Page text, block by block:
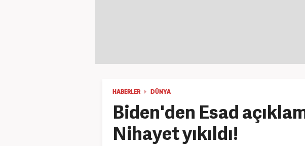
HABERLER DÜNYA
Biden'den Esad
Nihayet yıkıldı!